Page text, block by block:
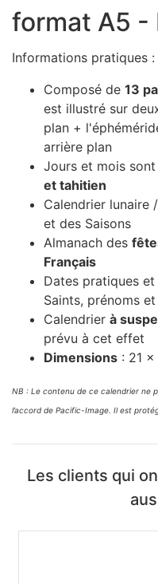
Loisirs (19)
Nos Box (12)
Nouveautés
Informations
Retour et remboursement
Nous contacter
format A5 -
Informations pratiques :
Composé de 13
est illustré sur
plan +
arrière plan
Jours et mois
et tahitien
Calendrier lunaire
et des Saisons
Almanach des
Français
Dates pratiques et
Saints, prénoms
Calendrier à
prévu à cet effet
Dimensions : 21
NB : Le contenu de ce calendrier ne
l’accord de Pacific-Image. Il est
Les clients qui